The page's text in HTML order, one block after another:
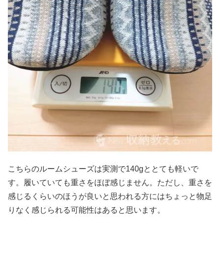
こちらのルームシューズは実測で140gととても軽いで
す。履いていても重さをほぼ感じません。ただし、重さを
感じるくらいのほうが良いと思われる方にはちょっと物足
りなく感じられる可能性はあると思います。